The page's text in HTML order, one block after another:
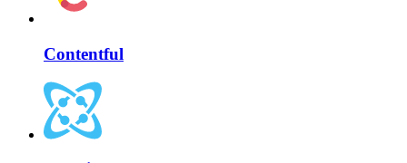
Contentful